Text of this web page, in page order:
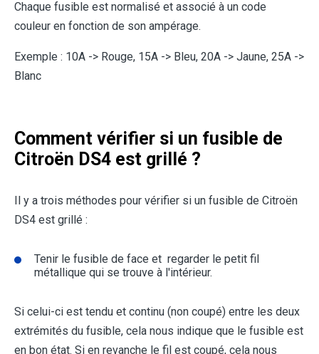
Chaque fusible est normalisé et associé à un code
couleur en fonction de son ampérage.
Exemple : 10A -> Rouge, 15A -> Bleu, 20A -> Jaune, 25A ->
Blanc
Comment vérifier si un fusible de
Citroën DS4 est grillé ?
Il y a trois méthodes pour vérifier si un fusible de Citroën
DS4 est grillé :
Tenir le fusible de face et regarder le petit fil
métallique qui se trouve à l'intérieur.
Si celui-ci est tendu et continu (non coupé) entre les deux
extrémités du fusible, cela nous indique que le fusible est
en bon état. Si en revanche le fil est coupé, cela nous